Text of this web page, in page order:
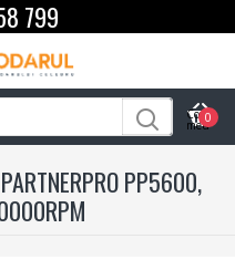
799
0
PP5600,